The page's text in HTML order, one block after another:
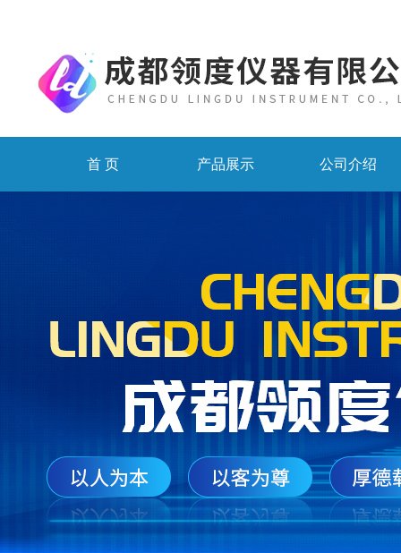
首 页 产品展示 公司介绍